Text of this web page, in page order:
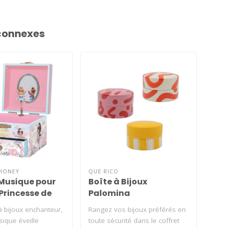
pour
de
Fées
bijoux enchanteur,
éveille
QUE RICO
Boîte à Bijoux
Palomina
Rangez vos bijoux préférés en
toute sécurité dans le coffret